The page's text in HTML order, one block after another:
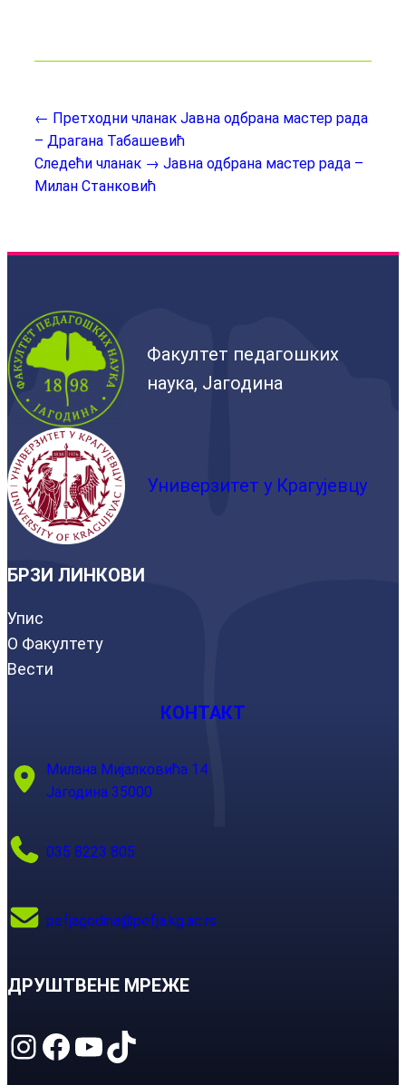
← Претходни чланак Јавна одбрана мастер рада
– Драгана Табашевић
Следећи чланак → Јавна одбрана мастер рада –
Милан Станковић
Факултет педагошких
наука, Јагодина
Универзитет у Крагујевцу
БРЗИ ЛИНКОВИ
Упис
О Факултету
Вести
КОНТАКТ
Милана Мијалковића 14
Јагодина 35000
035 8223 805
pefjagodina@pefja.kg.ac.rs
ДРУШТВЕНЕ МРЕЖЕ
Instagram Facebook YouTube TikTok